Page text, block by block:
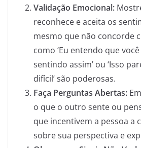
Validação Emocional:
reconhece e aceita os
mesmo que não concorde
como ‘Eu entendo que
sentindo assim’ ou ‘Isso
difícil’ são poderosas.
Faça Perguntas Abertas:
o que o outro sente ou
que incentivem a pessoa a
sobre sua perspectiva e